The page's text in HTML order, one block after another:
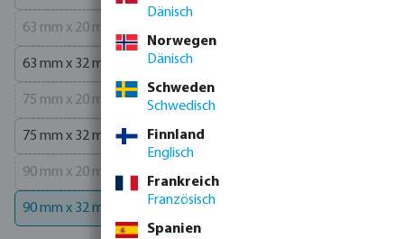
63 mm x 20 mm x 63 mm
(Diese Option ist zurzeit nicht verfügbar.)
63 mm x 32 mm x 63 mm 75 mm x 16 mm x 75 mm
75 mm x 20 mm x 75 mm
(Diese Option ist zurzeit nicht verfügbar.)
75 mm x 25 mm x 75 mm
75 mm x 32 mm x 75 mm 90 mm x 16 mm x 90 mm
90 mm x 20 mm x 90 mm
(Diese Option ist zurzeit nicht verfügbar.)
90 mm x 32 mm x 90 mm
Dänisch
Norwegen
Dänisch
Schweden
Schwedisch
Finnland
Englisch
Frankreich
Französisch
Spanien